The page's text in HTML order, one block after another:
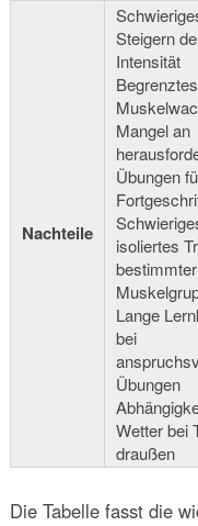
Nachteile
Steigern
Intensität
Begrenztes
Mangel an
Übungen
isoliertes
bestimmter
Lange
bei
Übungen
Wetter bei
draußen
Die Tabelle fasst die